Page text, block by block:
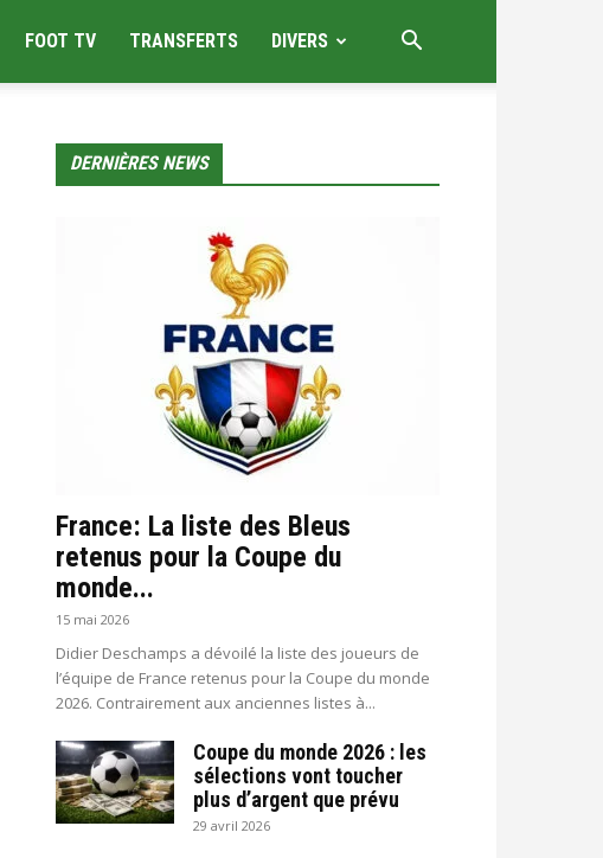
FOOT TV TRANSFERTS DIVERS
DERNIÈRES NEWS
France: La liste des Bleus
retenus pour la Coupe du
monde...
15 mai 2026
Didier Deschamps a dévoilé la liste des joueurs de
l’équipe de France retenus pour la Coupe du monde
2026. Contrairement aux anciennes listes à...
Coupe du monde 2026 : les
sélections vont toucher
plus d’argent que prévu
29 avril 2026